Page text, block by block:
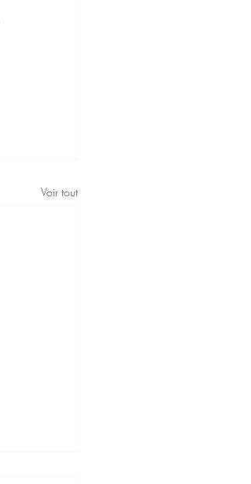
Voir tout